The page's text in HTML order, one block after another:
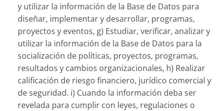
y utilizar la información de la Base de Datos para
diseñar, implementar y desarrollar, programas,
proyectos y eventos, g) Estudiar, verificar, analizar y
utilizar la información de la Base de Datos para la
socialización de políticas, proyectos, programas,
resultados y cambios organizacionales, h) Realizar
calificación de riesgo financiero, jurídico comercial y
de seguridad. i) Cuando la información deba ser
revelada para cumplir con leyes, regulaciones o